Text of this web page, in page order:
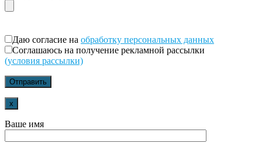
Даю согласие на обработку персональных данных
Соглашаюсь на получение рекламной рассылки
(условия рассылки)
x
Ваше имя